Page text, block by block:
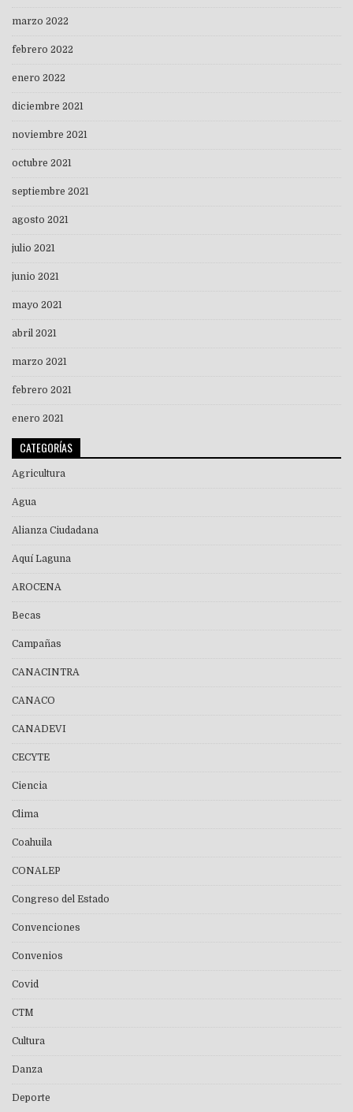
marzo 2022
febrero 2022
enero 2022
diciembre 2021
noviembre 2021
octubre 2021
septiembre 2021
agosto 2021
julio 2021
junio 2021
mayo 2021
abril 2021
marzo 2021
febrero 2021
enero 2021
CATEGORÍAS
Agricultura
Agua
Alianza Ciudadana
Aquí Laguna
AROCENA
Becas
Campañas
CANACINTRA
CANACO
CANADEVI
CECYTE
Ciencia
Clima
Coahuila
CONALEP
Congreso del Estado
Convenciones
Convenios
Covid
CTM
Cultura
Danza
Deporte